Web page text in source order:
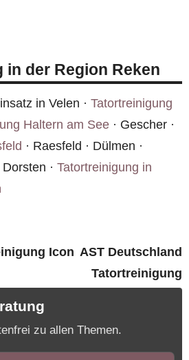
für Reken. Die Erstberatung
in der Region Reken
in Velen · Tatortreinigung
Haltern am See · Gescher ·
· Raesfeld · Dülmen ·
· Tatortreinigung in
AST Deutschland
Tatortreinigung
zu allen Themen.